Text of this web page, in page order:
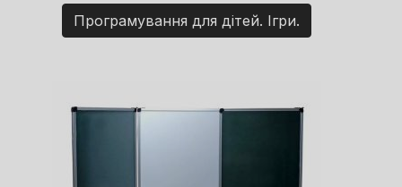
Програмування для дітей. Ігри.